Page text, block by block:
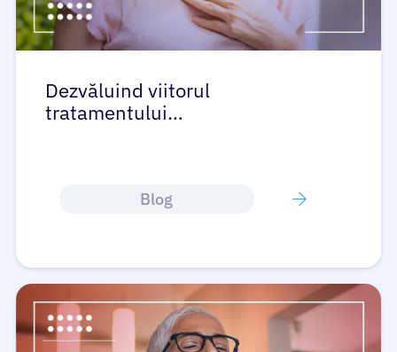
Dezvăluind viitorul
tratamentului…
Blog